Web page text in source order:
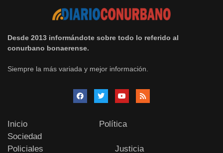
Desde 2013 informándote sobre todo lo referido al
conurbano bonaerense.
Siempre la más variada y mejor información.
Inicio
Política
Sociedad
Policiales
Justicia